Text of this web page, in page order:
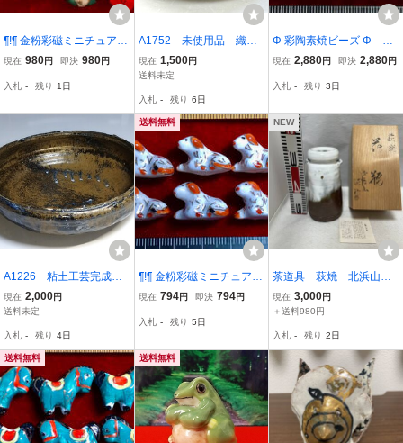
¶!¶ 金粉彩磁ミニチュアワ
ールド - 7種類で1単位 ¶!¶
縁起物ミニチュア 手作
現在 980円 即決 980円
入札 - 残り 1日
A1752 未使用品 織部
焼風 花器 盛鉢 和食
器 植木鉢 粘土工芸完
外径/18ⅹ高さ/6cm
現在 1,500円
送料未定
入札 - 残り 6日
Φ 彩陶素焼ビーズ Φ 60
玉で1単位 約8㎜×16㎜
アン紋様 手芸 ネックレス
テリア材料
現在 2,880円 即決 2,880円
入札 - 残り 3日
A1226 粘土工芸完成
品 大鉢 花器 メダカ
鉢 水鉢 睡蓮鉢 直径/
ｇ
現在 2,000円
送料未定
入札 - 残り 4日
送料無料
¶!¶ 金粉彩磁ミニチュアワ
ールド - 6個で1単位 12干
模様金粉縁取り 手作り 手
現在 794円 即決 794円
入札 - 残り 5日
NEW
茶道具 萩焼 北浜山
御台場窯 名工 渋谷 泥詩
作 花瓶 共箱 管理番
現在 3,000円
＋送料980円
入札 - 残り 2日
送料無料 送料無料